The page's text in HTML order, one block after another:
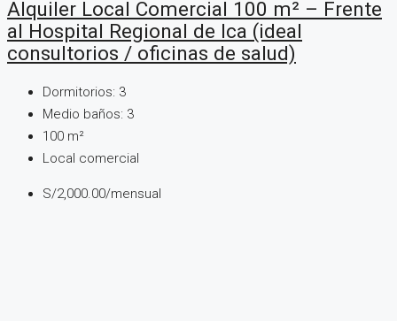
Alquiler Local Comercial 100 m² – Frente
al Hospital Regional de Ica (ideal
consultorios / oficinas de salud)
Dormitorios: 3
Medio baños: 3
100 m²
Local comercial
S/2,000.00/mensual